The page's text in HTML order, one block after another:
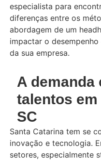
especialista para
diferenças entre os
abordagem de um
impactar o
da sua empresa.
A
talentos
SC
Santa Catarina tem se
inovação e tecnologia.
setores, especialmente